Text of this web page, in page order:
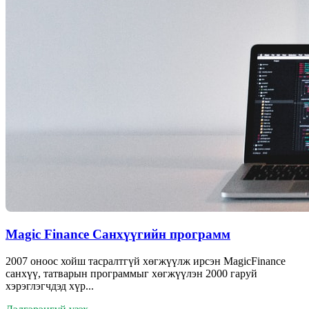
Magic Finance Санхүүгийн программ
2007 оноос хойш тасралтгүй хөгжүүлж ирсэн MagicFinance
санхүү, татварын программыг хөгжүүлэн 2000 гаруй
хэрэглэгчдэд хүр...